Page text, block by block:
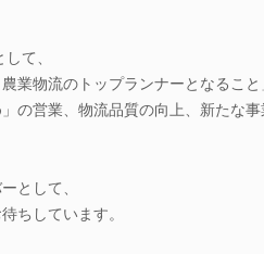
て、
業物流のトップランナーとなること
の営業、物流品質の向上、新たな
として、
ちしています。